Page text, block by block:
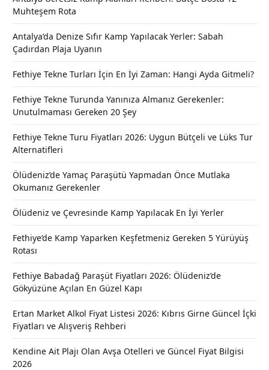
Muhteşem Rota
Antalya’da Denize Sıfır Kamp Yapılacak Yerler: Sabah
Çadırdan Plaja Uyanın
Fethiye Tekne Turları İçin En İyi Zaman: Hangi Ayda Gitmeli?
Fethiye Tekne Turunda Yanınıza Almanız Gerekenler:
Unutulmaması Gereken 20 Şey
Fethiye Tekne Turu Fiyatları 2026: Uygun Bütçeli ve Lüks Tur
Alternatifleri
Ölüdeniz’de Yamaç Paraşütü Yapmadan Önce Mutlaka
Okumanız Gerekenler
Ölüdeniz ve Çevresinde Kamp Yapılacak En İyi Yerler
Fethiye’de Kamp Yaparken Keşfetmeniz Gereken 5 Yürüyüş
Rotası
Fethiye Babadağ Paraşüt Fiyatları 2026: Ölüdeniz’de
Gökyüzüne Açılan En Güzel Kapı
Ertan Market Alkol Fiyat Listesi 2026: Kıbrıs Girne Güncel İçki
Fiyatları ve Alışveriş Rehberi
Kendine Ait Plajı Olan Avşa Otelleri ve Güncel Fiyat Bilgisi
2026